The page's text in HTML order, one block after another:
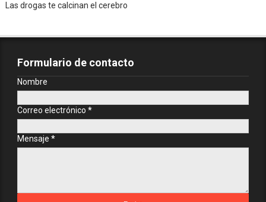
Las drogas te calcinan el cerebro
Formulario de contacto
Nombre
Correo electrónico *
Mensaje *